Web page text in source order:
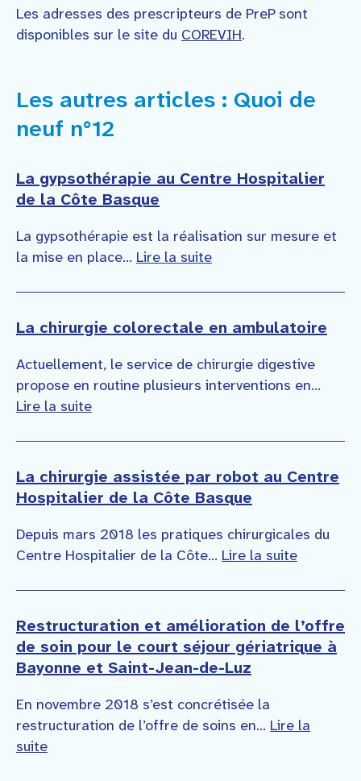
Les adresses des prescripteurs de PreP sont
disponibles sur le site du COREVIH.
Les autres articles : Quoi de
neuf n°12
La gypsothérapie au Centre Hospitalier
de la Côte Basque
La gypsothérapie est la réalisation sur mesure et
la mise en place... Lire la suite
La chirurgie colorectale en ambulatoire
Actuellement, le service de chirurgie digestive
propose en routine plusieurs interventions en...
Lire la suite
La chirurgie assistée par robot au Centre
Hospitalier de la Côte Basque
Depuis mars 2018 les pratiques chirurgicales du
Centre Hospitalier de la Côte... Lire la suite
Restructuration et amélioration de l’offre
de soin pour le court séjour gériatrique à
Bayonne et Saint-Jean-de-Luz
En novembre 2018 s’est concrétisée la
restructuration de l’offre de soins en... Lire la
suite